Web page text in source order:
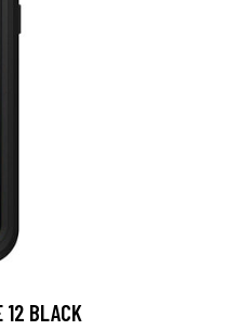
12 BLACK